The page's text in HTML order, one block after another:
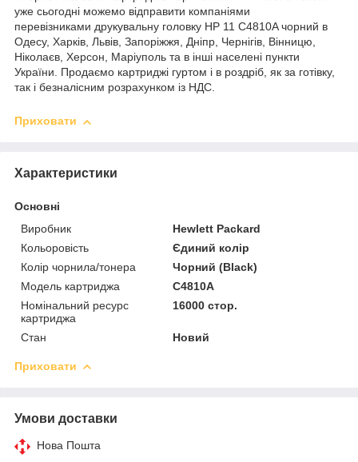
уже сьогодні можемо відправити компаніями
перевізниками друкувальну головку HP 11 C4810A чорний в
Одесу, Харків, Львів, Запоріжжя, Дніпр, Чернігів, Вінницю,
Ніколаєв, Херсон, Маріуполь та в інші населені пункти
України. Продаємо картриджі гуртом і в роздріб, як за готівку,
так і безналісним розрахунком із НДС.
Приховати
Характеристики
Основні
Виробник
Hewlett Packard
Кольоровість
Єдиний колір
Колір чорнила/тонера
Чорний (Black)
Модель картриджа
C4810A
Номінальний ресурс
картриджа
16000 стор.
Стан Новий
Приховати
Умови доставки
Нова Пошта